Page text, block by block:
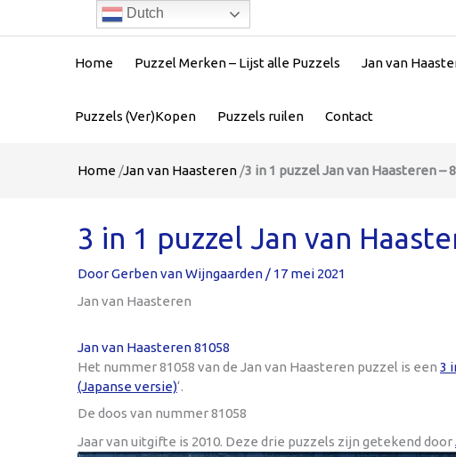
Home Puzzel Merken – Lijst alle Puzzels Jan van
Puzzels (Ver)Kopen Puzzels ruilen Contact
Home /Jan van Haasteren /3 in 1 puzzel Jan van Haasteren –
3 in 1 puzzel Jan van
DoorGerben van Wijngaarden / 17 mei 2021
Jan van Haasteren
Jan van Haasteren 81058
Het nummer 81058 van de Jan van Haasteren puzzel is een 3
(Japanse versie)‘.
De doos van nummer 81058
Jaar van uitgifte is 2010. Deze drie puzzels zijn getekend door
Dutch